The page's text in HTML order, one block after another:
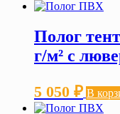
Полог
г/м² с
5 050 ₽ В